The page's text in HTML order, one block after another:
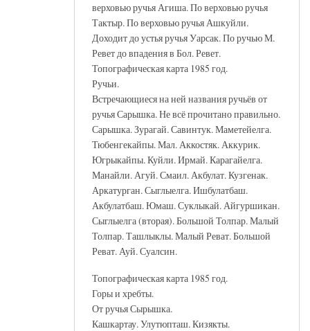
верховью ручья Агиша. По верховью ручья
Тактыр. По верховью ручья Ашкуйли.
Доходит до устья ручья Уарсак. По ручью М.
Ревет до впадения в Бол. Ревет.
Топографическая карта 1985 год.
Ручьи.
Встречающиеся на ней названия ручьёв от
ручья Сарышка. Не всё прочитано правильно.
Сарышка. Зурагай. Савинтук. Маметейелга.
Тюбенгекайпы. Мал. Аккостяк. Аккурик.
Югрыкайпы. Куйли. Ирмай. Карагайелга.
Манайли. Агуй. Смаил. Акбулат. Кузгенак.
Аркатурган. Сыглыелга. Ишбулатбаш.
Акбулатбаш. Юмаш. Суклыкай. Айгуршикан.
Сыглыелга (вторая). Большой Толпар. Малый
Толпар. Ташлыклы. Малый Реват. Большой
Реват. Ауй. Суалсин.
Топографическая карта 1985 год.
Горы и хребты.
От ручья Сырышка.
Кашкартау. Улутюпташ. Кизякты.